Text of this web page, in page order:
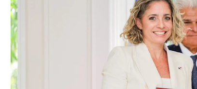
SERVICIOS
E-
Paper